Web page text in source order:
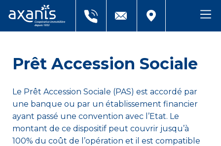
Prêt Accession Sociale
Le Prêt Accession Sociale (PAS) est accordé par
une banque ou par un établissement financier
ayant passé une convention avec l’Etat. Le
montant de ce dispositif peut couvrir jusqu’à
100% du coût de l’opération et il est compatible